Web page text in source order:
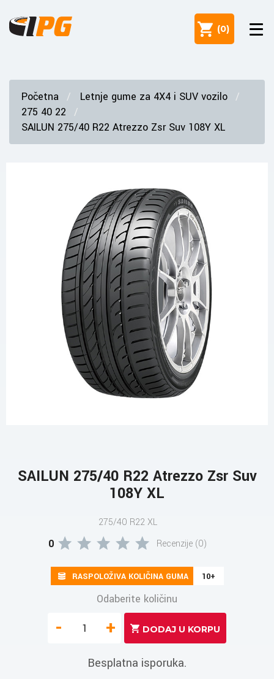
(0)
Početna
Letnje gume za 4X4 i SUV vozilo
275 40 22
SAILUN 275/40 R22 Atrezzo Zsr Suv 108Y XL
SAILUN 275/40 R22 Atrezzo Zsr Suv
108Y XL
275/40 R22 XL
0 Recenzije (0)
RASPOLOŽIVA KOLIČINA GUMA 10+
Odaberite količinu
- +
Besplatna isporuka.